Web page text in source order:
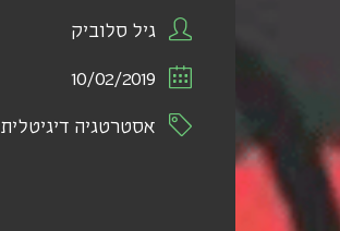
גיל סלוביק
10/02/2019
אסטרטגיה דיגיטלית